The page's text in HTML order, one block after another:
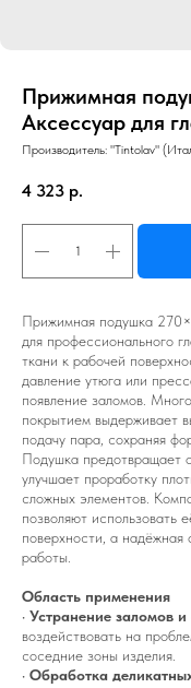
Прижимная
Аксессуар для
Производитель: "Tintolav"
4 323 р.
Прижимная подушка
для профессионального
ткани к рабочей
давление утюга или
появление заломов.
покрытием выдерживает
подачу пара, сохраняя
Подушка предотвращает
улучшает проработку
сложных элементов.
позволяют использовать
поверхности, а
работы.
Область применения
• Устранение заломов и
воздействовать на
соседние зоны изделия.
• Обработка